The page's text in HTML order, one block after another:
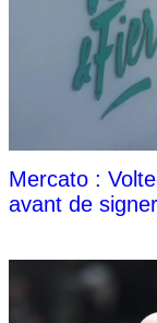
Mercato :
avant de signer